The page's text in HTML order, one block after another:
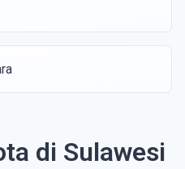
di Sulawesi